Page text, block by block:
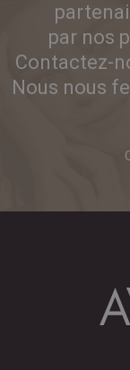
par nos
Contactez-
Nous nous